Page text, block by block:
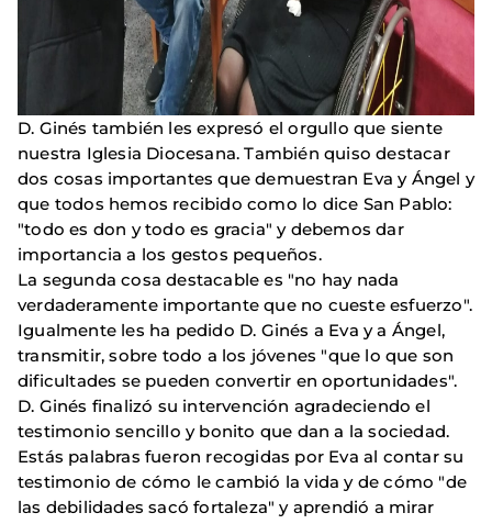
D. Ginés también les expresó el orgullo que siente
nuestra Iglesia Diocesana. También quiso destacar
dos cosas importantes que demuestran Eva y Ángel y
que todos hemos recibido como lo dice San Pablo:
"todo es don y todo es gracia" y debemos dar
importancia a los gestos pequeños.
La segunda cosa destacable es "no hay nada
verdaderamente importante que no cueste esfuerzo".
Igualmente les ha pedido D. Ginés a Eva y a Ángel,
transmitir, sobre todo a los jóvenes "que lo que son
dificultades se pueden convertir en oportunidades".
D. Ginés finalizó su intervención agradeciendo el
testimonio sencillo y bonito que dan a la sociedad.
Estás palabras fueron recogidas por Eva al contar su
testimonio de cómo le cambió la vida y de cómo "de
las debilidades sacó fortaleza" y aprendió a mirar